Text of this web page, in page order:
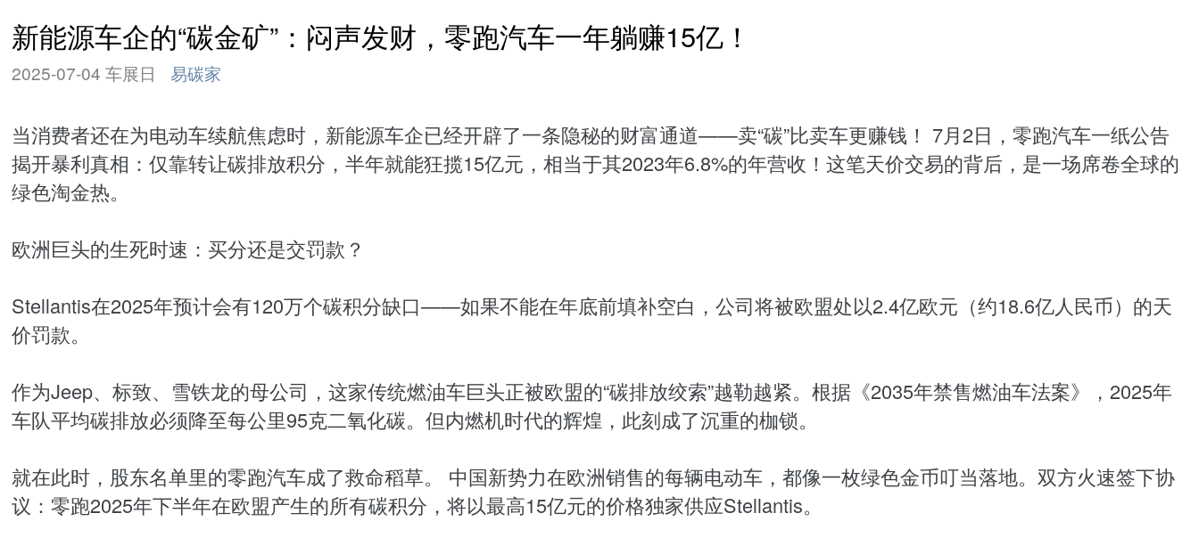
新能源车企的“碳金矿”：闷声发财，零跑汽车一年躺赚15亿！
2025-07-04 车展日 易碳家
当消费者还在为电动车续航焦虑时， 新能源车企已经开辟了一条隐秘的财富通道——卖“碳”比卖车更赚钱！ 7月2日，零跑汽车一纸公告
揭开暴利真相：仅靠转让碳排放积分，半年就能狂揽15亿元，相当于其2023年6.8%的年营收！这笔天价交易的背后，是一场席卷全球的
绿色淘金热。
欧洲巨头的生死时速：买分还是交罚款？
Stellantis在2025年预计会有120万个碳积分缺口——如果不能在年底前填补空白，公司将被欧盟处以2.4亿欧元（约18.6亿人民币）的天
价罚款。
作为Jeep、标致、雪铁龙的母公司，这家传统燃油车巨头正被欧盟的“碳排放绞索”越勒越紧。根据《2035年禁售燃油车法案》，2025年
车队平均碳排放必须降至每公里95克二氧化碳。但内燃机时代的辉煌，此刻成了沉重的枷锁。
就在此时，股东名单里的零跑汽车成了救命稻草。 中国新势力在欧洲销售的每辆电动车，都像一枚绿色金币叮当落地。双方火速签下协
议：零跑2025年下半年在欧盟产生的所有碳积分，将以最高15亿元的价格独家供应Stellantis。